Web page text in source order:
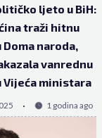
ljeto u BiH:
traži hitnu
naroda,
vanrednu
Vijeća ministara
1 godina ago